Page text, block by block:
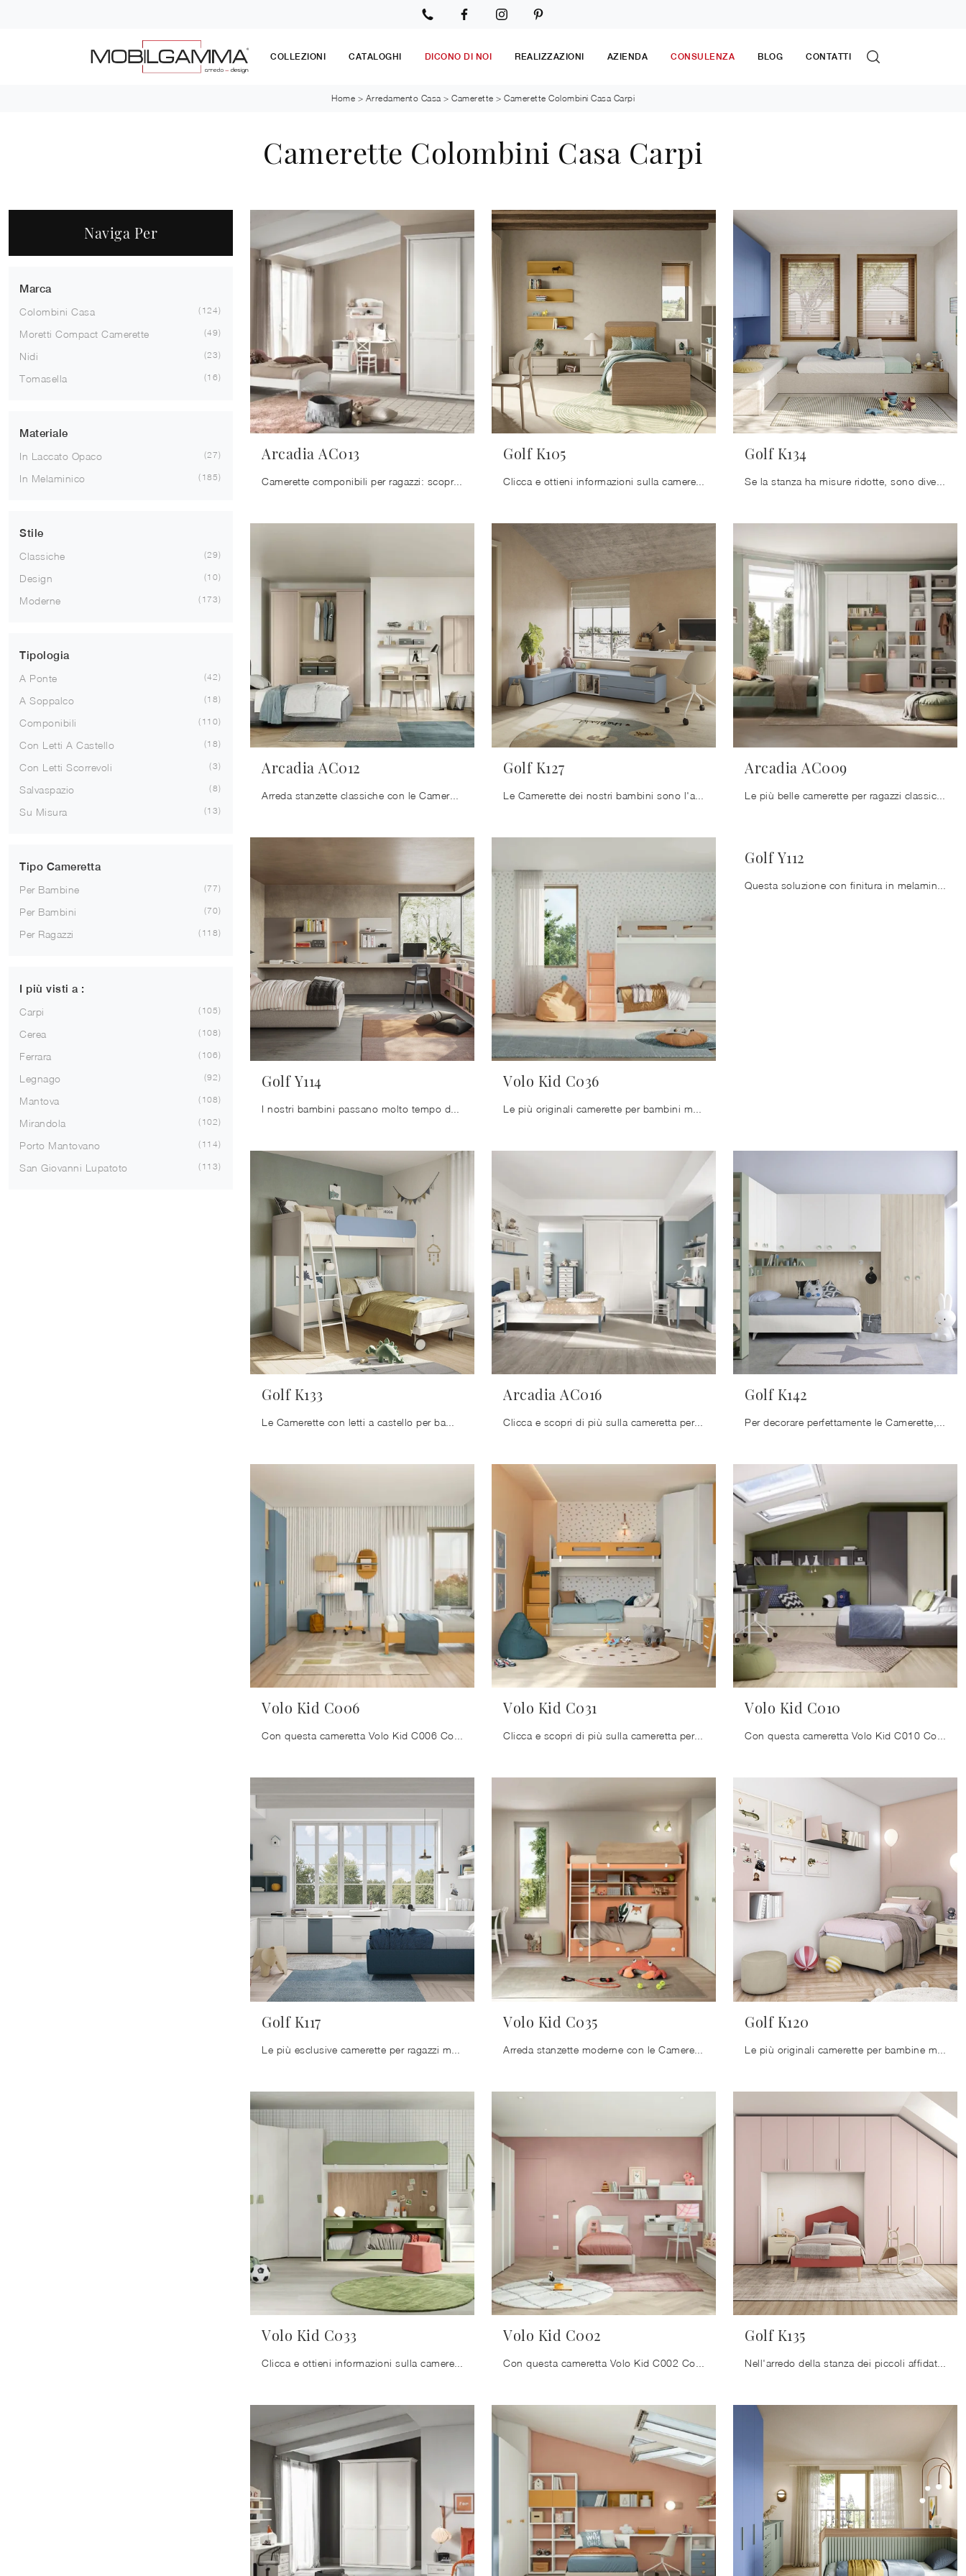
COLLEZIONI CATALOGHI DICONO DI NOI REALIZZAZIONI AZIENDA CONSULENZA BLOG CONTATTI
Home > Arredamento Casa > Camerette > Camerette Colombini Casa Carpi
Camerette Colombini Casa Carpi
Naviga Per
Marca
Colombini Casa
124
Moretti Compact Camerette 49
Nidi 23
Tomasella 16
Materiale
In Laccato Opaco
27
In Melaminico 185
Stile
Classiche
29
Design 10
Moderne 173
Tipologia
A Ponte
42
A Soppalco 18
Componibili 110
Con Letti A Castello 18
Con Letti Scorrevoli 3
Salvaspazio 8
Su Misura 13
Tipo Cameretta
Per Bambine
77
Per Bambini 70
Per Ragazzi 118
I più visti a :
Carpi
105
Cerea 108
Ferrara 106
Legnago 92
Mantova 108
Mirandola 102
Porto Mantovano 114
San Giovanni Lupatoto 113
Arcadia AC013
Camerette componibili per ragazzi: scopri il modello in melaminico Arcadia AC013 di Colombini Casa per stanzette classiche.
Golf K105 Golf K134
Arcadia AC012
Arreda stanzette classiche con le Camerette componibili Colombini Casa! Il modello Arcadia AC012 in melaminico è per ragazzi.
Golf K127 Arcadia AC009
Golf Y114 Volo Kid C036
Golf Y112
Golf K133 Arcadia AC016
Clicca e scopri di più sulla cameretta per ragazzi Arcadia AC016! Le Camerette componibili Colombini Casa ti aspettano.
Golf K142
Volo Kid C006 Volo Kid C031
Clicca e scopri di più sulla cameretta per bambine Volo Kid C031! Le Camerette con letti a castello Colombini Casa ti aspettano.
Volo Kid C010
Golf K117 Volo Kid C035 Golf K120
Volo Kid C033 Volo Kid C002 Golf K135